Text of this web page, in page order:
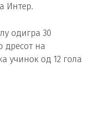
Интер.
одигра 30
дресот на
учинок од 12 гола